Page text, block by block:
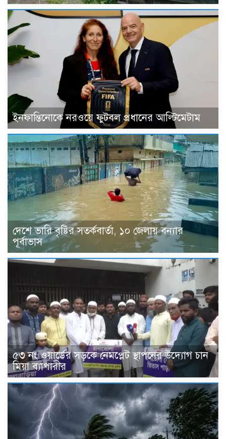
ইনফান্তিনোকে নরওয়ে ফুটবল প্রধানের আল্টিমেটাম
দেশে ভারি বৃষ্টির সতর্কবার্তা, ১০ জেলায় বন্যার
পূর্বাভাস
৫৩ নং ওয়ার্ডের সড়কে নেমপ্লেট স্থাপনের উদ্যোগ চান
মিয়া ব্যাপারীর